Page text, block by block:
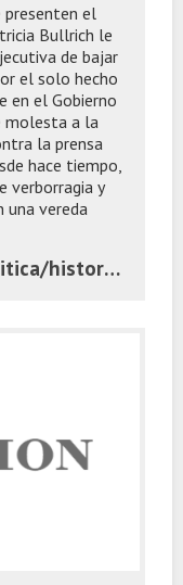
presenten el
Bullrich le
de bajar
el solo hecho
en el Gobierno
molesta a la
la prensa
hace tiempo,
verborragia y
una vereda
https://www.clarin.com/politica/historia-secreta-charla-bullrich-milei-planteo-senadora-presidente-quiso-escuchar